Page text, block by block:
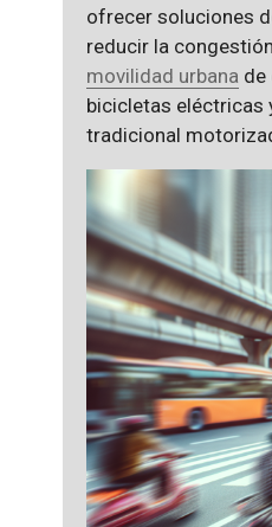
ofrecer soluciones
reducir la
movilidad urbana de
bicicletas eléctricas
tradicional